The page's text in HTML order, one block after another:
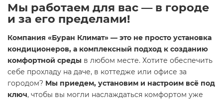
Мы работаем для вас — в городе
и за его пределами!
Компания «Буран Климат» — это не просто установка
кондиционеров, а комплексный подход к созданию
комфортной среды в любом месте. Хотите обеспечить
себе прохладу на даче, в коттедже или офисе за
городом? Мы приедем, установим и настроим всё под
ключ, чтобы вы могли наслаждаться комфортом уже